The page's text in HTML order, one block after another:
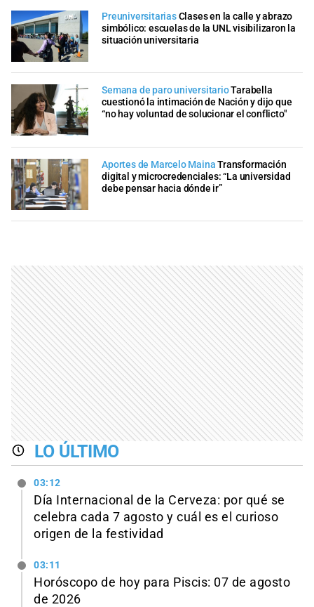
PreuniversitariasClases en la calle y abrazo
simbólico: escuelas de la UNL visibilizaron la
situación universitaria
Semana de paro universitarioTarabella
cuestionó la intimación de Nación y dijo que
“no hay voluntad de solucionar el conflicto"
Aportes de Marcelo MainaTransformación
digital y microcredenciales: “La universidad
debe pensar hacia dónde ir”
LO ÚLTIMO
03:12
Día Internacional de la Cerveza: por qué se
celebra cada 7 agosto y cuál es el curioso
origen de la festividad
03:11
Horóscopo de hoy para Piscis: 07 de agosto
de 2026